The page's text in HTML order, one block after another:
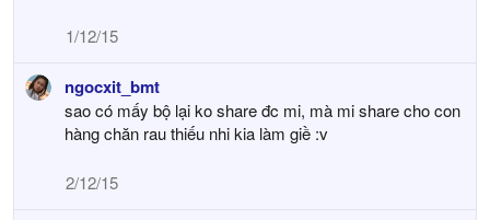
1/12/15
ngocxit_bmt
sao có mấy bộ lại ko share đc mi, mà mi share cho con
hàng chăn rau thiếu nhi kia làm giề :v
2/12/15